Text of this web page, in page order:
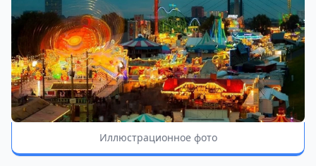
Иллюстрационное фото